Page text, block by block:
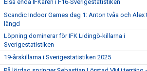
Elsa enda IFKaren i F16-Sverigestatistiken
Scandic Indoor Games dag 1: Anton tvåa och Alex
längd
Löpning dominerar för IFK Lidingö-killarna i
Sverigestatistiken
19-årskillarna i Sverigestatistiken 2025